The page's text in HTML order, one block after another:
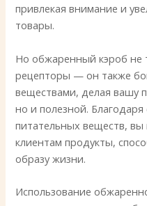
привлекая внимание и
товары.
Но обжаренный кэроб не
рецепторы — он также
веществами, делая вашу
но и полезной.
питательных веществ,
клиентам продукты,
образу жизни.
Использование